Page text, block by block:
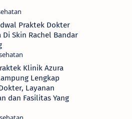
Praktek Dokter
Di Skin Rachel Bandar
Klinik Azura
Lengkap
Layanan
dan Fasilitas Yang